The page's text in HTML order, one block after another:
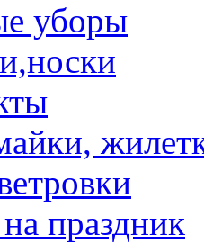
уборы
праздник